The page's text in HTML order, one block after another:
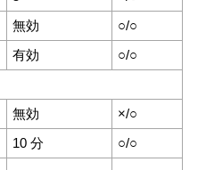
無効 ○/○
有効 ○/○
無効 ×/○
10 分 ○/○